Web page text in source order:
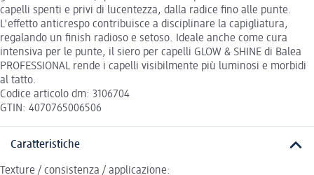
capelli spenti e privi di lucentezza, dalla radice fino alle punte.
L'effetto anticrespo contribuisce a disciplinare la capigliatura,
regalando un finish radioso e setoso. Ideale anche come cura
intensiva per le punte, il siero per capelli GLOW & SHINE di Balea
PROFESSIONAL rende i capelli visibilmente più luminosi e morbidi
al tatto.
Codice articolo dm: 3106704
GTIN: 4070765006506
Caratteristiche
Texture / consistenza / applicazione: